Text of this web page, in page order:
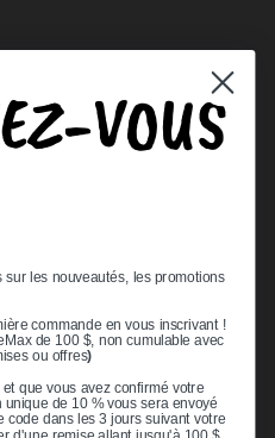
VOUS
sur les nouveautés, les promotions
commande en vous inscrivant !
de 100 $, non cumulable avec
ou offres)
que vous avez confirmé votre
de 10 % vous sera envoyé
code dans les 3 jours suivant votre